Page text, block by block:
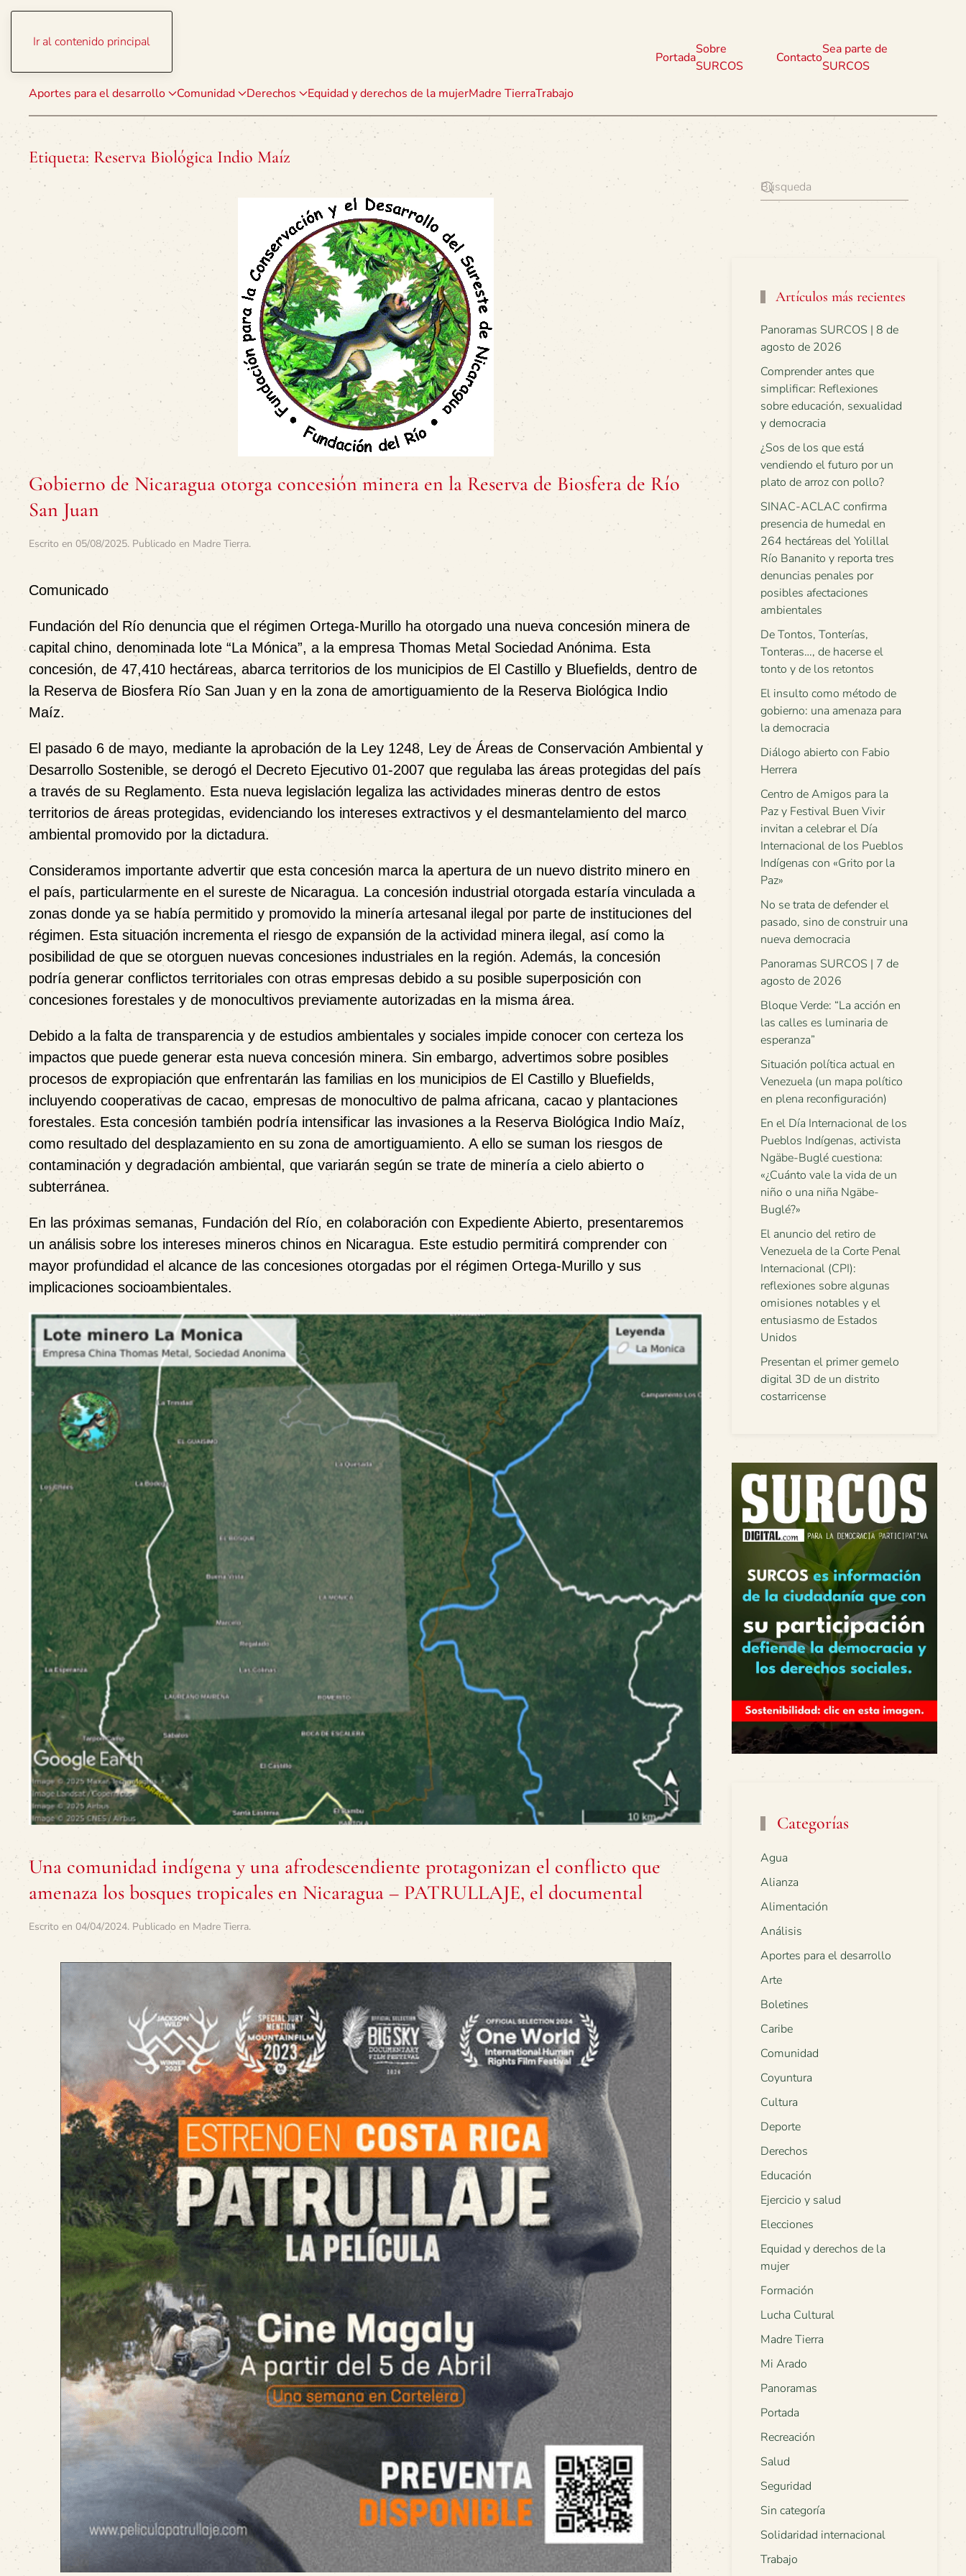
Ir al contenido principal
Aportes para el desarrollo Comunidad Derechos Equidad y derechos de la mujerMadre TierraTrabajo
Portada
Sobre
SURCOS
Contacto
Sea parte de
SURCOS
Etiqueta: Reserva Biológica Indio Maíz
Gobierno de Nicaragua otorga concesión minera en la Reserva de Biosfera de Río
San Juan
Escrito en 05/08/2025. Publicado en Madre Tierra.
Comunicado
Fundación del Río denuncia que el régimen Ortega-Murillo ha otorgado una nueva concesión minera de
capital chino, denominada lote “La Mónica”, a la empresa Thomas Metal Sociedad Anónima. Esta
concesión, de 47,410 hectáreas, abarca territorios de los municipios de El Castillo y Bluefields, dentro de
la Reserva de Biosfera Río San Juan y en la zona de amortiguamiento de la Reserva Biológica Indio
Maíz.
El pasado 6 de mayo, mediante la aprobación de la Ley 1248, Ley de Áreas de Conservación Ambiental y
Desarrollo Sostenible, se derogó el Decreto Ejecutivo 01-2007 que regulaba las áreas protegidas del país
a través de su Reglamento. Esta nueva legislación legaliza las actividades mineras dentro de estos
territorios de áreas protegidas, evidenciando los intereses extractivos y el desmantelamiento del marco
ambiental promovido por la dictadura.
Consideramos importante advertir que esta concesión marca la apertura de un nuevo distrito minero en
el país, particularmente en el sureste de Nicaragua. La concesión industrial otorgada estaría vinculada a
zonas donde ya se había permitido y promovido la minería artesanal ilegal por parte de instituciones del
régimen. Esta situación incrementa el riesgo de expansión de la actividad minera ilegal, así como la
posibilidad de que se otorguen nuevas concesiones industriales en la región. Además, la concesión
podría generar conflictos territoriales con otras empresas debido a su posible superposición con
concesiones forestales y de monocultivos previamente autorizadas en la misma área.
Debido a la falta de transparencia y de estudios ambientales y sociales impide conocer con certeza los
impactos que puede generar esta nueva concesión minera. Sin embargo, advertimos sobre posibles
procesos de expropiación que enfrentarán las familias en los municipios de El Castillo y Bluefields,
incluyendo cooperativas de cacao, empresas de monocultivo de palma africana, cacao y plantaciones
forestales. Esta concesión también podría intensificar las invasiones a la Reserva Biológica Indio Maíz,
como resultado del desplazamiento en su zona de amortiguamiento. A ello se suman los riesgos de
contaminación y degradación ambiental, que variarán según se trate de minería a cielo abierto o
subterránea.
En las próximas semanas, Fundación del Río, en colaboración con Expediente Abierto, presentaremos
un análisis sobre los intereses mineros chinos en Nicaragua. Este estudio permitirá comprender con
mayor profundidad el alcance de las concesiones otorgadas por el régimen Ortega-Murillo y sus
implicaciones socioambientales.
Una comunidad indígena y una afrodescendiente protagonizan el conflicto que
amenaza los bosques tropicales en Nicaragua – PATRULLAJE, el documental
Escrito en 04/04/2024. Publicado en Madre Tierra.
Artículos más recientes
Panoramas SURCOS | 8 de
agosto de 2026
Comprender antes que
simplificar: Reflexiones
sobre educación, sexualidad
y democracia
¿Sos de los que está
vendiendo el futuro por un
plato de arroz con pollo?
SINAC-ACLAC confirma
presencia de humedal en
264 hectáreas del Yolillal
Río Bananito y reporta tres
denuncias penales por
posibles afectaciones
ambientales
De Tontos, Tonterías,
Tonteras…, de hacerse el
tonto y de los retontos
El insulto como método de
gobierno: una amenaza para
la democracia
Diálogo abierto con Fabio
Herrera
Centro de Amigos para la
Paz y Festival Buen Vivir
invitan a celebrar el Día
Internacional de los Pueblos
Indígenas con «Grito por la
Paz»
No se trata de defender el
pasado, sino de construir una
nueva democracia
Panoramas SURCOS | 7 de
agosto de 2026
Bloque Verde: “La acción en
las calles es luminaria de
esperanza”
Situación política actual en
Venezuela (un mapa político
en plena reconfiguración)
En el Día Internacional de los
Pueblos Indígenas, activista
Ngäbe-Buglé cuestiona:
«¿Cuánto vale la vida de un
niño o una niña Ngäbe-
Buglé?»
El anuncio del retiro de
Venezuela de la Corte Penal
Internacional (CPI):
reflexiones sobre algunas
omisiones notables y el
entusiasmo de Estados
Unidos
Presentan el primer gemelo
digital 3D de un distrito
costarricense
Categorías
Agua
Alianza
Alimentación
Análisis
Aportes para el desarrollo
Arte
Boletines
Caribe
Comunidad
Coyuntura
Cultura
Deporte
Derechos
Educación
Ejercicio y salud
Elecciones
Equidad y derechos de la
mujer
Formación
Lucha Cultural
Madre Tierra
Mi Arado
Panoramas
Portada
Recreación
Salud
Seguridad
Sin categoría
Solidaridad internacional
Trabajo